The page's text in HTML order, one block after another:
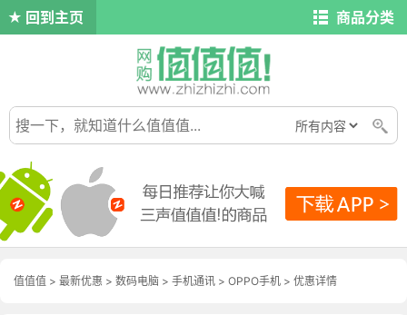
回到主页 商品分类
值值值 > 最新优惠 > 数码电脑 > 手机通讯 > OPPO手机 > 优惠详情